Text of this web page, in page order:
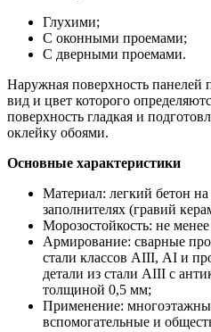
Глухими;
С оконными проемами;
С дверными проемами.
Наружная поверхность панелей
вид и цвет которого
поверхность гладкая и
оклейку обоями.
Основные характеристики
Материал: легкий бетон
заполнителях (гравий
Морозостойкость: не
Армирование: сварные
стали классов АIII, АI и
детали из стали АIII с
толщиной 0,5 мм;
Применение:
вспомогательные и